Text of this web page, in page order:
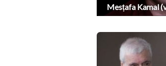
Mesṭafa Kamal